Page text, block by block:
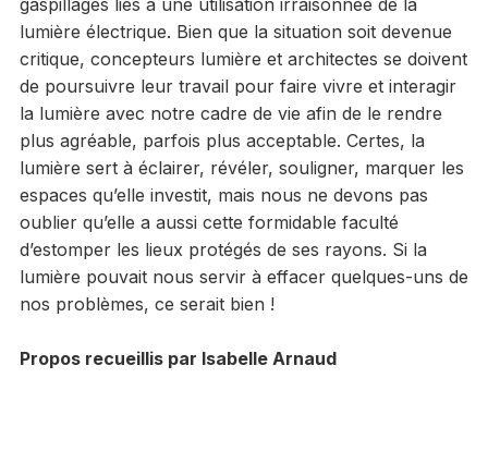
lumière électrique. Bien que la situation soit devenue
critique, concepteurs lumière et architectes se doivent
de poursuivre leur travail pour faire vivre et interagir
la lumière avec notre cadre de vie afin de le rendre
plus agréable, parfois plus acceptable. Certes, la
lumière sert à éclairer, révéler, souligner, marquer les
espaces qu’elle investit, mais nous ne devons pas
oublier qu’elle a aussi cette formidable faculté
d’estomper les lieux protégés de ses rayons. Si la
lumière pouvait nous servir à effacer quelques-uns de
nos problèmes, ce serait bien !
Propos recueillis par Isabelle Arnaud